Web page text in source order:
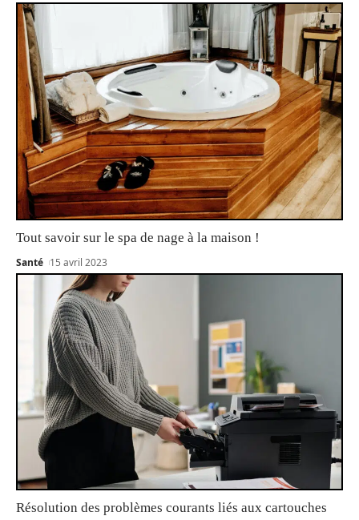
Tout savoir sur le spa de nage à la maison !
Santé 15 avril 2023
Résolution des problèmes courants liés aux cartouches